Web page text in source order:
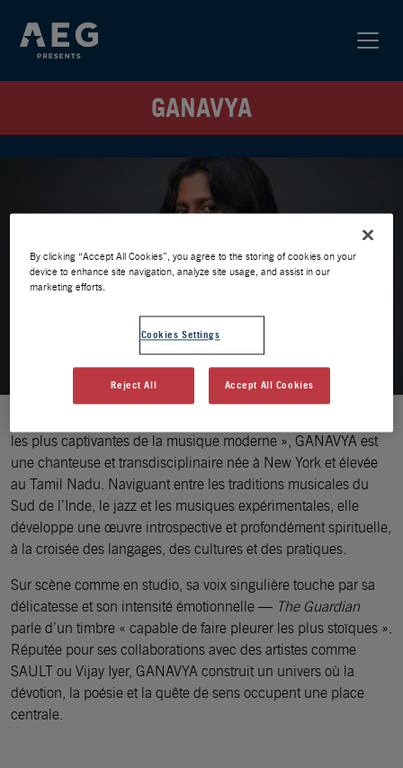
GANAVYA
les plus captivantes de la musique moderne », GANAVYA est
une chanteuse et transdisciplinaire née à New York et élevée
au Tamil Nadu. Naviguant entre les traditions musicales du
Sud de l’Inde, le jazz et les musiques expérimentales, elle
développe une œuvre introspective et profondément spirituelle,
à la croisée des langages, des cultures et des pratiques.
Sur scène comme en studio, sa voix singulière touche par sa
délicatesse et son intensité émotionnelle — The Guardian
parle d’un timbre « capable de faire pleurer les plus stoïques ».
Réputée pour ses collaborations avec des artistes comme
SAULT ou Vijay Iyer, GANAVYA construit un univers où la
dévotion, la poésie et la quête de sens occupent une place
centrale.
By clicking “Accept All Cookies”, you agree to the storing of cookies on your
device to enhance site navigation, analyze site usage, and assist in our
marketing efforts.
Cookies Settings
Reject All Accept All Cookies